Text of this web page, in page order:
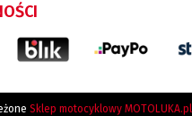
Sklep motocyklowy MOTOLUKA.pl